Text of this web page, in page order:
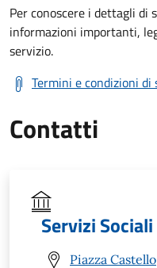
Per conoscere i dettagli di
informazioni importanti,
servizio.
Termini e condizioni di
Contatti
Servizi
Piazza